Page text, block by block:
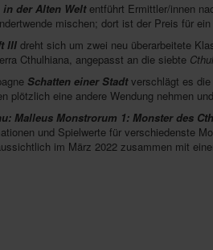
der Alten Weltentführt Ermittler/innen
mischen; dort ist der Preis für
III dreht sich um zwei neu überarbeitete
Cthulhiana, angepasst an die siebte
Schatten einer Stadt verschlägt es
plötzlich eine andere Wendung nehmen
Malleus Monstrorum 1: Monster des
und Spielwerte für verschiedenste
im März 2022 zusammen mit